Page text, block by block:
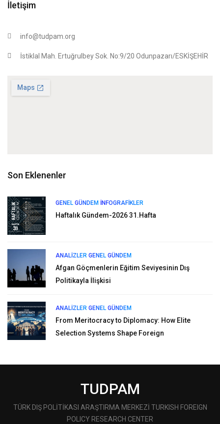
İletişim
info@tudpam.org
İstiklal Mah. Ertuğrulbey Sok. No:9/20 Odunpazarı/ESKİŞEHİR
Son Eklenenler
GENEL GÜNDEM İNFOGRAFIKLER
Haftalık Gündem-2026 31.Hafta
ANALIZLER GENEL GÜNDEM
Afgan Göçmenlerin Eğitim Seviyesinin Dış
Politikayla İlişkisi
ANALIZLER GENEL GÜNDEM
From Meritocracy to Diplomacy: How Elite
Selection Systems Shape Foreign
TUDPAM
TÜRK DIŞ POLİTİKASI ARAŞTIRMA MERKEZİ TURKISH FOREIGN
POLICY RESEARCH CENTER